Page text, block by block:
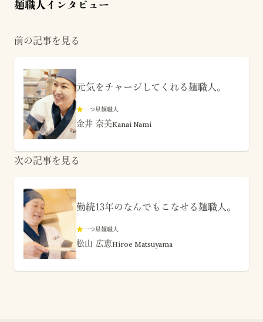
麺職人インタビュー
前の記事を見る
元気をチャージしてくれる麺職人。
★一つ星麺職人
金井 奈美Kanai Nami
次の記事を見る
勤続13年のなんでもこなせる麺職人。
★一つ星麺職人
松山 広恵Hiroe Matsuyama